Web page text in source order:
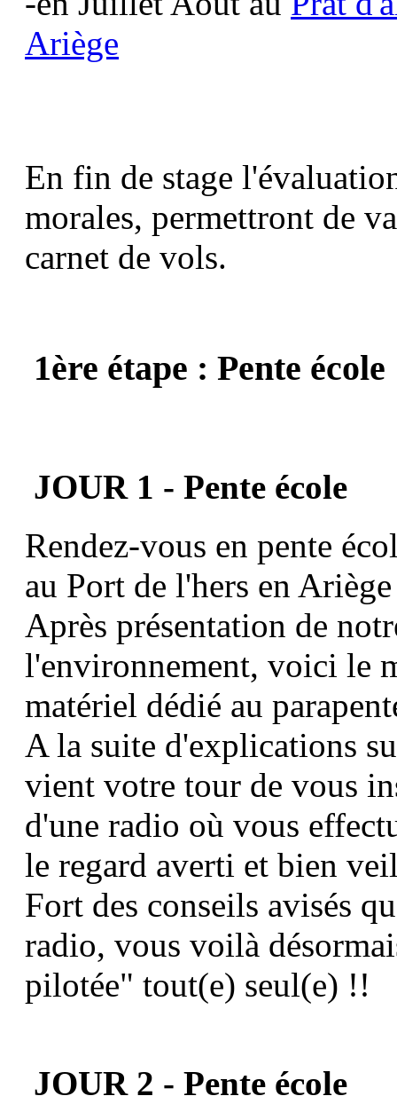
Ariège
En fin de stage
morales, permettront de
carnet de vols.
1ère étape : Pente école
JOUR 1 - Pente école
Rendez-vous en pente
au Port de l'hers en
Après présentation de
l'environnement, voici le
matériel dédié au
A la suite d'explications
vient votre tour de vous
d'une radio où vous
le regard averti et bien
Fort des conseils avisés
radio, vous voilà
pilotée" tout(e) seul(e) !!
JOUR 2 - Pente école